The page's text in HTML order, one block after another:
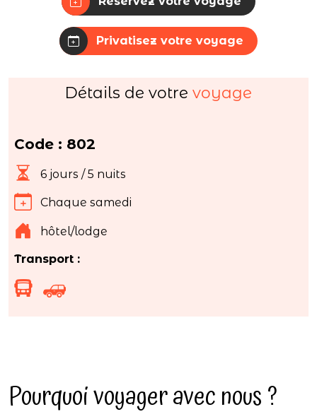
Privatisez votre voyage
Détails de votre voyage
Code : 802
6 jours / 5 nuits
Chaque samedi
hôtel/lodge
Transport :
Pourquoi voyager avec nous ?